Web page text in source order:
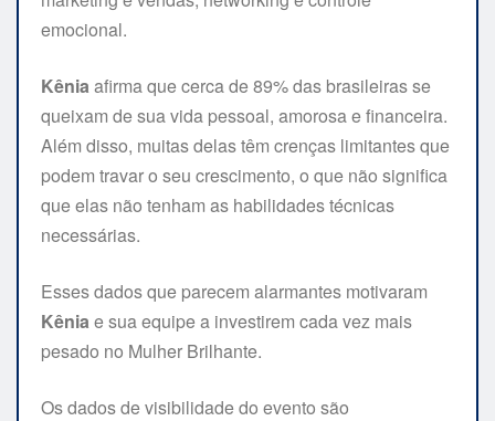
emocional.
Kêniaafirma que cerca de 89% das brasileiras se
queixam de sua vida pessoal, amorosa e financeira.
Além disso, muitas delas têm crenças limitantes que
podem travar o seu crescimento, o que não significa
que elas não tenham as habilidades técnicas
necessárias.
Esses dados que parecem alarmantes motivaram
Kêniae sua equipe a investirem cada vez mais
pesado no Mulher Brilhante.
Os dados de visibilidade do evento são